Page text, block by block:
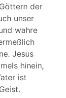
der
unser
wahre
Jesus
hinein,
ist